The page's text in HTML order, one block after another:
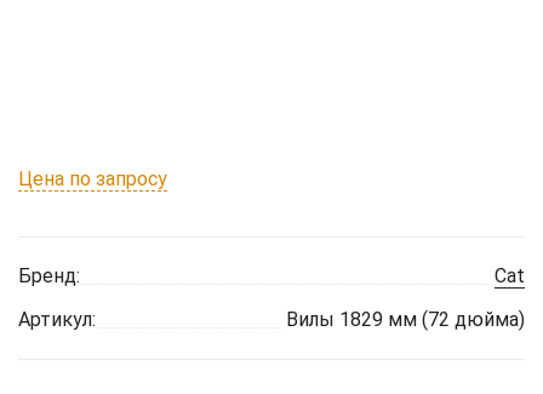
Цена по запросу
Бренд:
Cat
Артикул:
Вилы 1829 мм (72 дюйма)